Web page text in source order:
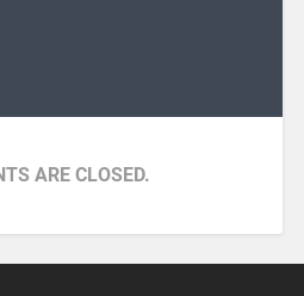
ARE CLOSED.